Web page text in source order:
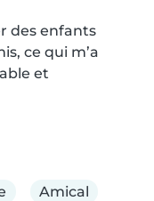
des enfants
ce qui m’a
et
Amical